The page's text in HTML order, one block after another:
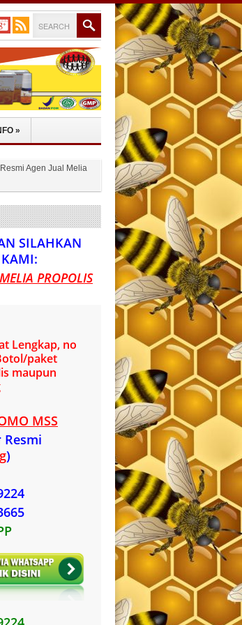
»
Agen Jual Melia
SILAHKAN
PROPOLIS
Lengkap, no
paket
maupun
MSS
Resmi
)